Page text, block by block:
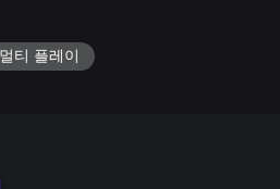
티 플레이